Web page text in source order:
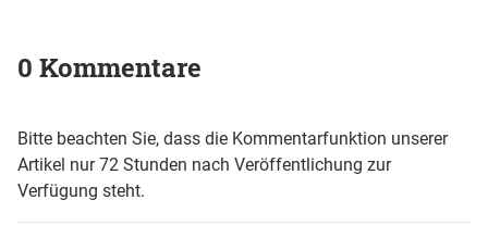
0 Kommentare
Bitte beachten Sie, dass die Kommentarfunktion unserer
Artikel nur 72 Stunden nach Veröffentlichung zur
Verfügung steht.